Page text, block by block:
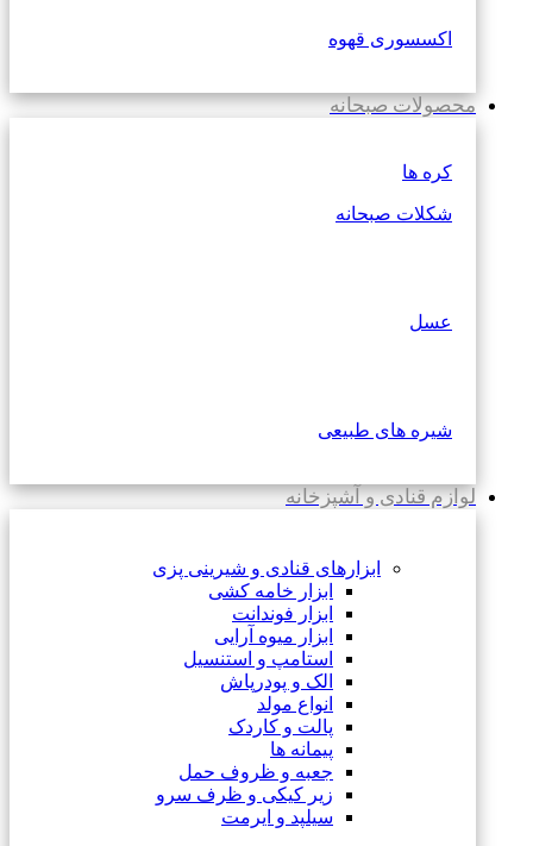
اکسسوری قهوه
محصولات صبحانه
کره ها
شکلات صبحانه
عسل
شیره های طبیعی
لوازم قنادی و آشپزخانه
ابزارهای قنادی و شیرینی پزی
ابزار خامه کشی
ابزار فوندانت
ابزار میوه آرایی
استامپ و استنسیل
الک و پودرپاش
انواع مولد
پالت و کاردک
پیمانه ها
جعبه و ظروف حمل
زیر کیکی و ظرف سرو
سیلپد و ایرمت